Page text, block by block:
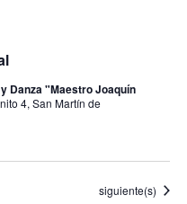
Danza "Maestro Joaquín
4, San Martín de
Eventos
siguiente(s)